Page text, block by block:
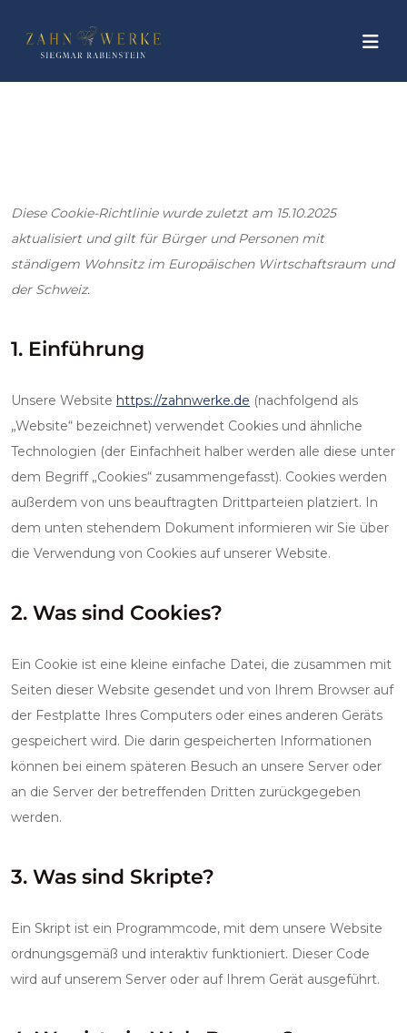
Diese Cookie-Richtlinie wurde zuletzt am 15.10.2025
aktualisiert und gilt für Bürger und Personen mit
ständigem Wohnsitz im Europäischen Wirtschaftsraum und
der Schweiz.
1. Einführung
Unsere Website https://zahnwerke.de (nachfolgend als
„Website“ bezeichnet) verwendet Cookies und ähnliche
Technologien (der Einfachheit halber werden alle diese unter
dem Begriff „Cookies“ zusammengefasst). Cookies werden
außerdem von uns beauftragten Drittparteien platziert. In
dem unten stehendem Dokument informieren wir Sie über
die Verwendung von Cookies auf unserer Website.
2. Was sind Cookies?
Ein Cookie ist eine kleine einfache Datei, die zusammen mit
Seiten dieser Website gesendet und von Ihrem Browser auf
der Festplatte Ihres Computers oder eines anderen Geräts
gespeichert wird. Die darin gespeicherten Informationen
können bei einem späteren Besuch an unsere Server oder
an die Server der betreffenden Dritten zurückgegeben
werden.
3. Was sind Skripte?
Ein Skript ist ein Programmcode, mit dem unsere Website
ordnungsgemäß und interaktiv funktioniert. Dieser Code
wird auf unserem Server oder auf Ihrem Gerät ausgeführt.